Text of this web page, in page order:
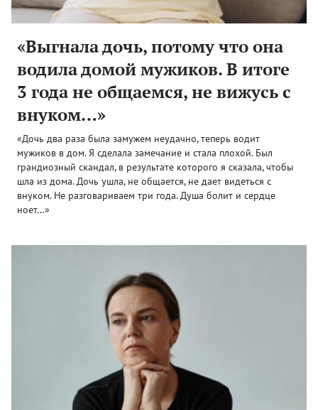
«Выгнала дочь, потому что она
водила домой мужиков. В итоге
3 года не общаемся, не вижусь с
внуком…»
«Дочь два раза была замужем неудачно, теперь водит
мужиков в дом. Я сделала замечание и стала плохой. Был
грандиозный скандал, в результате которого я сказала, чтобы
шла из дома. Дочь ушла, не общается, не дает видеться с
внуком. Не разговариваем три года. Душа болит и сердце
ноет…»